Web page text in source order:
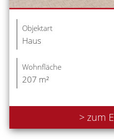
Objektart
Haus
Wohnfläche
207 m²
> zum